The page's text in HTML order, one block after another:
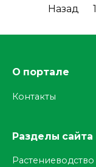
Пагинация
Назад 1
О портале
Контакты
Разделы сайта
Растениеводство